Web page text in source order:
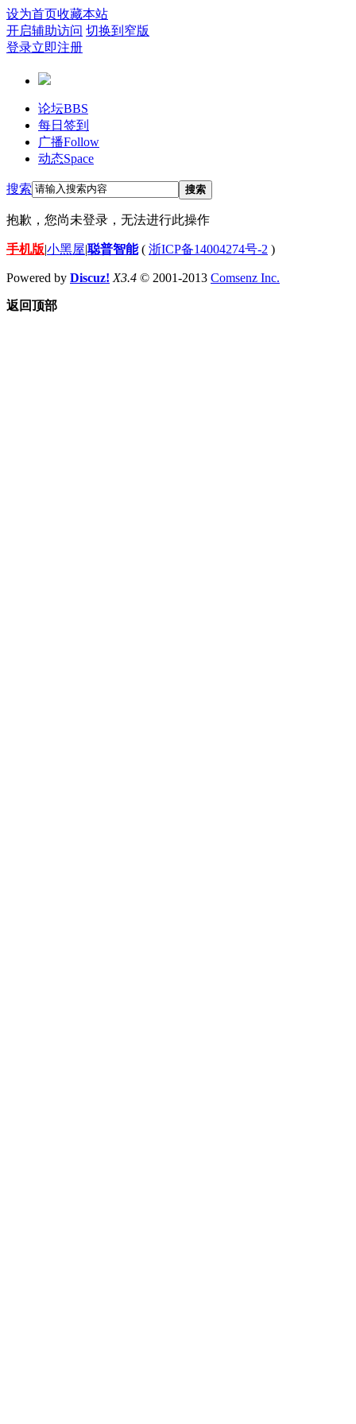
设为首页收藏本站
开启辅助访问 切换到窄版
登录立即注册
论坛BBS
每日签到
广播Follow
动态Space
搜索 搜索
抱歉，您尚未登录，无法进行此操作
手机版|小黑屋|聪普智能( 浙ICP备14004274号-2 )
Powered by Discuz! X3.4 © 2001-2013 Comsenz Inc.
返回顶部